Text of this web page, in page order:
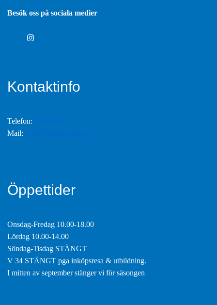
Besök oss på sociala medier
Kontaktinfo
Telefon:
Mail:
Öppettider
Onsdag-Fredag 10.00-18.00
Lördag 10.00-14.00
Söndag-Tisdag STÄNGT
V 34 STÄNGT pga inköpsresa & utbildning.
I mitten av september stänger vi för säsongen